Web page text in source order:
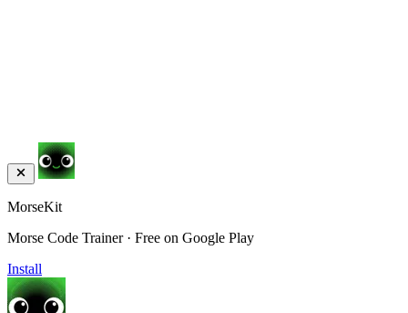
MorseKit
Morse Code Trainer · Free on Google Play
Install